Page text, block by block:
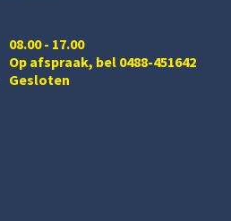
08.00 - 17.00
Op afspraak, bel 0488-451642
Gesloten